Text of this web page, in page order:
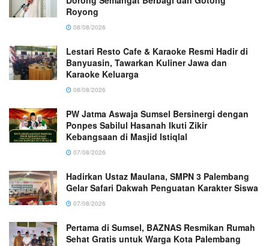
Royong
08/08/2026
Lestari Resto Cafe & Karaoke Resmi Hadir di
Banyuasin, Tawarkan Kuliner Jawa dan
Karaoke Keluarga
08/08/2026
PW Jatma Aswaja Sumsel Bersinergi dengan
Ponpes Sabilul Hasanah Ikuti Zikir
Kebangsaan di Masjid Istiqlal
07/08/2026
Hadirkan Ustaz Maulana, SMPN 3 Palembang
Gelar Safari Dakwah Penguatan Karakter Siswa
07/08/2026
Pertama di Sumsel, BAZNAS Resmikan Rumah
Sehat Gratis untuk Warga Kota Palembang